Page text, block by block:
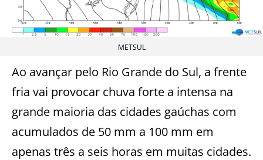
METSUL
Ao avançar pelo Rio Grande do Sul, a frente
fria vai provocar chuva forte a intensa na
grande maioria das cidades gaúchas com
acumulados de 50 mm a 100 mm em
apenas três a seis horas em muitas cidades.